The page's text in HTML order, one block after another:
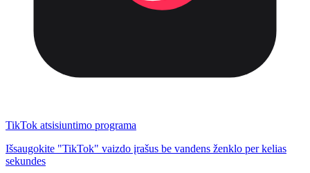
TikTok atsisiuntimo programa
Išsaugokite "TikTok" vaizdo įrašus be vandens ženklo per kelias
sekundes